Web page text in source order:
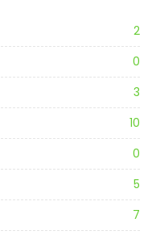
2
0
3
10
0
5
7